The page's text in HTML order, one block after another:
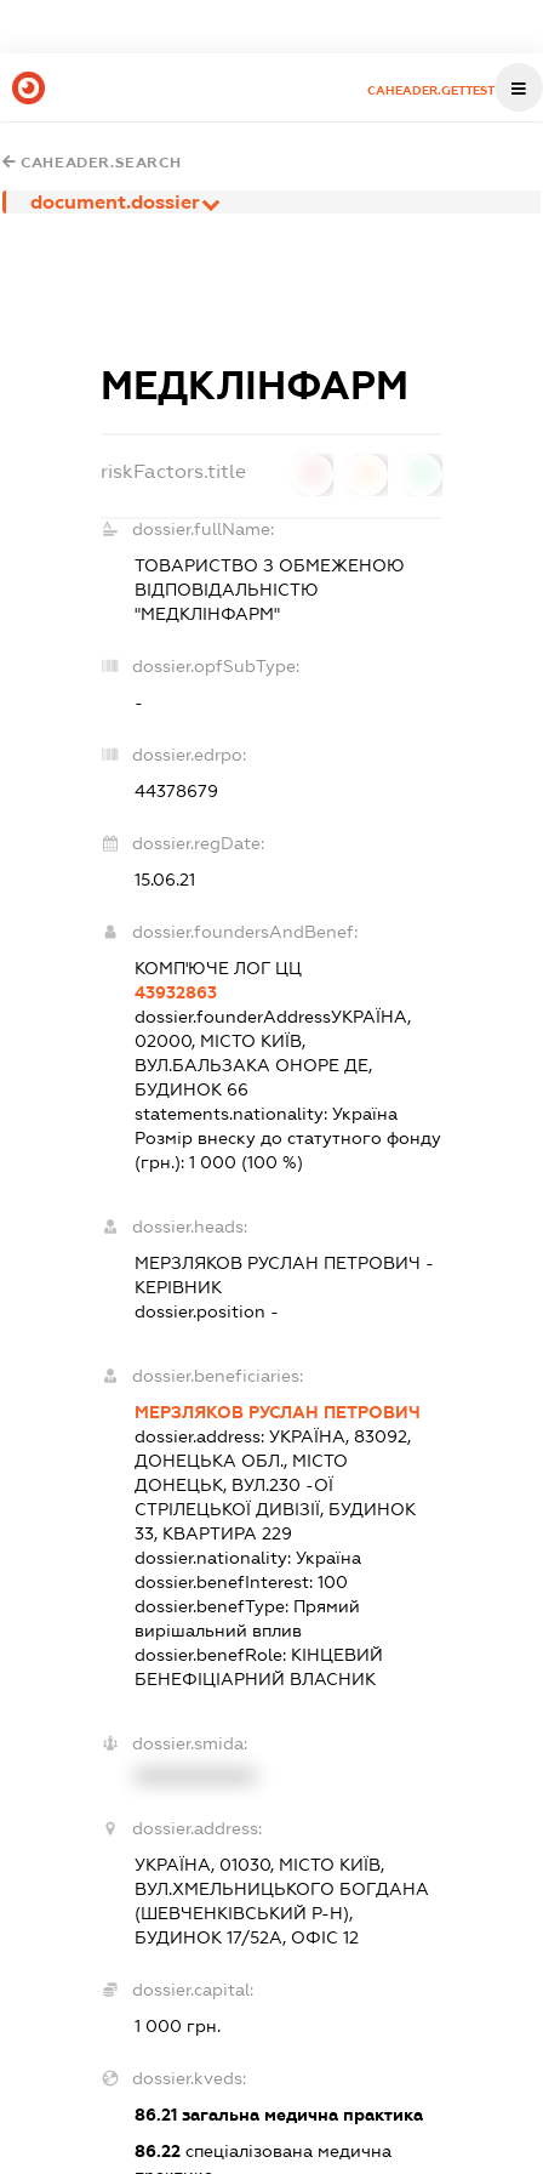
CAHEADER.GETTEST
CAHEADER.SEARCH
document.dossier
МЕДКЛІНФАРМ
riskFactors.title
dossier.fullName:
ТОВАРИСТВО З ОБМЕЖЕНОЮ
ВІДПОВІДАЛЬНІСТЮ
"МЕДКЛІНФАРМ"
dossier.opfSubType:
-
dossier.edrpo:
44378679
dossier.regDate:
15.06.21
dossier.foundersAndBenef:
КОМП'ЮЧЕ ЛОГ ЦЦ
43932863
dossier.founderAddressУКРАЇНА,
02000, МІСТО КИЇВ,
ВУЛ.БАЛЬЗАКА ОНОРЕ ДЕ,
БУДИНОК 66
statements.nationality: Україна
Розмір внеску до статутного фонду
(грн.): 1 000 (100 %)
dossier.heads:
МЕРЗЛЯКОВ РУСЛАН ПЕТРОВИЧ -
КЕРІВНИК
dossier.position -
dossier.beneficiaries:
МЕРЗЛЯКОВ РУСЛАН ПЕТРОВИЧ
dossier.address: УКРАЇНА, 83092,
ДОНЕЦЬКА ОБЛ., МІСТО
ДОНЕЦЬК, ВУЛ.230 -ОЇ
СТРІЛЕЦЬКОЇ ДИВІЗІЇ, БУДИНОК
33, КВАРТИРА 229
dossier.nationality: Україна
dossier.benefInterest: 100
dossier.benefType: Прямий
вирішальний вплив
dossier.benefRole: КІНЦЕВИЙ
БЕНЕФІЦІАРНИЙ ВЛАСНИК
dossier.smida:
dossier.address:
УКРАЇНА, 01030, МІСТО КИЇВ,
ВУЛ.ХМЕЛЬНИЦЬКОГО БОГДАНА
(ШЕВЧЕНКІВСЬКИЙ Р-Н),
БУДИНОК 17/52А, ОФІС 12
dossier.capital:
1 000 грн.
dossier.kveds:
86.21загальна медична практика
86.22спеціалізована медична